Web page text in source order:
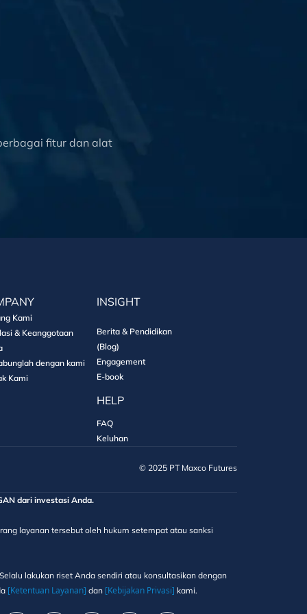
fitur dan alat
Kami
& Keanggotaan
dengan kami
Kami
INSIGHT
Berita & Pendidikan
(Blog)
Engagement
E-book
HELP
FAQ
Keluhan
©️ 2025 PT Maxco Futures
dari investasi Anda.
layanan tersebut oleh hukum setempat atau sanksi
lakukan riset Anda sendiri atau konsultasikan dengan
[Ketentuan Layanan] dan [Kebijakan Privasi] kami.